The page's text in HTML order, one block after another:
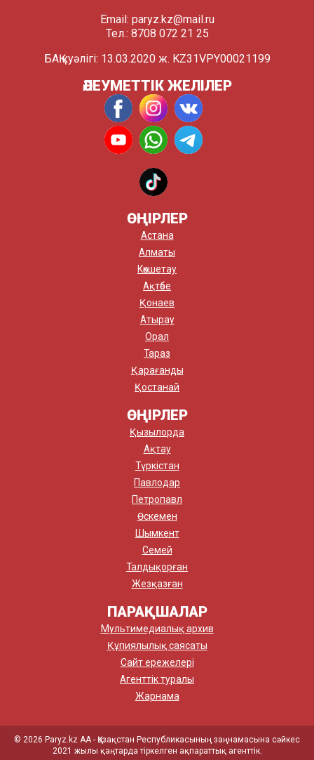
Email: paryz.kz@mail.ru
Тел.: 8708 072 21 25
БАҚ куәлігі: 13.03.2020 ж. KZ31VPY00021199
ӘЛЕУМЕТТІК ЖЕЛІЛЕР
ӨҢІРЛЕР
Астана
Алматы
Көкшетау
Ақтөбе
Қонаев
Атырау
Орал
Тараз
Қарағанды
Қостанай
ӨҢІРЛЕР
Қызылорда
Ақтау
Түркістан
Павлодар
Петропавл
Өскемен
Шымкент
Семей
Талдықорған
Жезқазған
ПАРАҚШАЛАР
Мультимедиалық архив
Құпиялылық саясаты
Сайт ережелері
Агенттік туралы
Жарнама
© 2026 Paryz.kz АА - Қазақстан Республикасының заңнамасына сәйкес
2021 жылы қаңтарда тіркелген ақпараттық агенттік.